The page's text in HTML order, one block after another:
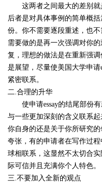
这两者之间最大的差别
后者是对具体事例的简单概
份。你不需要逐段重述，也
需要做的是再一次强调对你
复，理想的做法是在重新强
是展望，尽量使美国大学申请
紧密联系。
二.合理的升华
使申请essay的结尾部份
与一些更加深刻的含义联系
你自身的还是关于你所研究
夸张，有的申请者在写作过
球相联系，这显然不太切合
际可信并且充满你个人特色。
三.不要加入全新的观点